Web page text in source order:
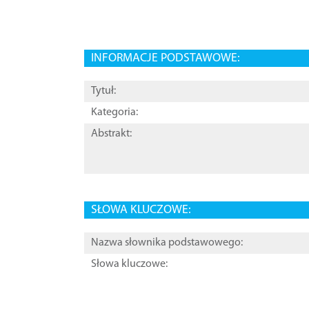
INFORMACJE PODSTAWOWE:
Tytuł:
Kategoria:
Abstrakt:
SŁOWA KLUCZOWE:
Nazwa słownika podstawowego:
Słowa kluczowe: